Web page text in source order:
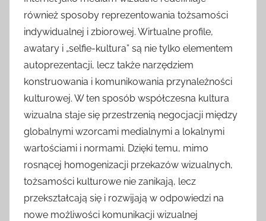
również sposoby reprezentowania tożsamości
indywidualnej i zbiorowej. Wirtualne profile,
awatary i „selfie-kultura” są nie tylko elementem
autoprezentacji, lecz także narzędziem
konstruowania i komunikowania przynależności
kulturowej. W ten sposób współczesna kultura
wizualna staje się przestrzenią negocjacji między
globalnymi wzorcami medialnymi a lokalnymi
wartościami i normami. Dzięki temu, mimo
rosnącej homogenizacji przekazów wizualnych,
tożsamości kulturowe nie zanikają, lecz
przekształcają się i rozwijają w odpowiedzi na
nowe możliwości komunikacji wizualnej